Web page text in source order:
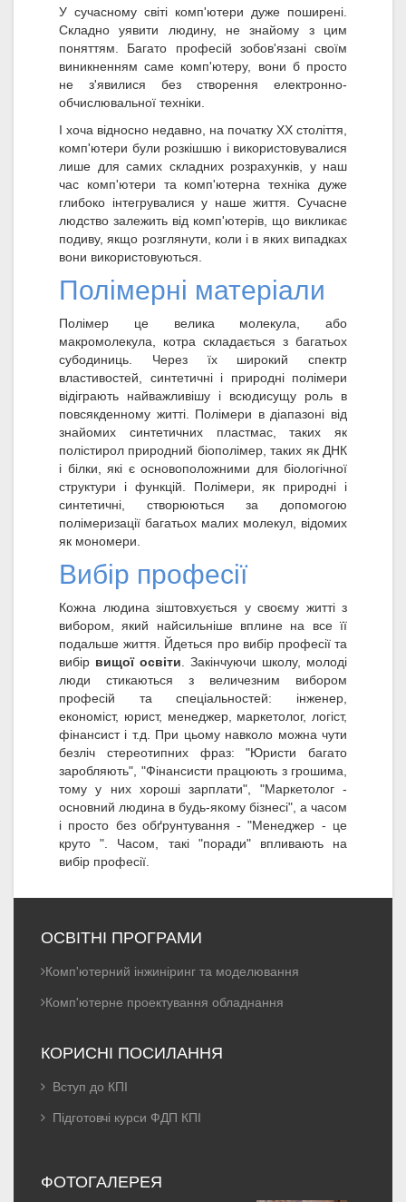
У сучасному світі комп'ютери дуже поширені.
Складно уявити людину, не знайому з цим
поняттям. Багато професій зобов'язані своїм
виникненням саме комп'ютеру, вони б просто
не з'явилися без створення електронно-
обчислювальної техніки.
І хоча відносно недавно, на початку XX століття,
комп'ютери були розкішшю і використовувалися
лише для самих складних розрахунків, у наш
час комп'ютери та комп'ютерна техніка дуже
глибоко інтегрувалися у наше життя. Сучасне
людство залежить від комп'ютерів, що викликає
подиву, якщо розглянути, коли і в яких випадках
вони використовуються.
Полімерні матеріали
Полімер це велика молекула, або
макромолекула, котра складається з багатьох
субодиниць. Через їх широкий спектр
властивостей, синтетичні і природні полімери
відіграють найважливішу і всюдисущу роль в
повсякденному житті. Полімери в діапазоні від
знайомих синтетичних пластмас, таких як
полістирол природний біополімер, таких як ДНК
і білки, які є основоположними для біологічної
структури і функцій. Полімери, як природні і
синтетичні, створюються за допомогою
полімеризації багатьох малих молекул, відомих
як мономери.
Вибір професії
Кожна людина зіштовхується у своєму житті з
вибором, який найсильніше вплине на все її
подальше життя. Йдеться про вибір професії та
вибір вищої освіти . Закінчуючи школу, молоді
люди стикаються з величезним вибором
професій та спеціальностей: інженер,
економіст, юрист, менеджер, маркетолог, логіст,
фінансист і т.д. При цьому навколо можна чути
безліч стереотипних фраз: "Юристи багато
заробляють", "Фінансисти працюють з грошима,
тому у них хороші зарплати", "Маркетолог -
основний людина в будь-якому бізнесі", а часом
і просто без обґрунтування - "Менеджер - це
круто ". Часом, такі "поради" впливають на
вибір професії.
ОСВІТНІ ПРОГРАМИ
Комп'ютерний інжиніринг та моделювання
Комп'ютерне проектування обладнання
КОРИСНІ ПОСИЛАННЯ
Вступ до КПІ
Підготовчі курси ФДП КПІ
ФОТОГАЛЕРЕЯ